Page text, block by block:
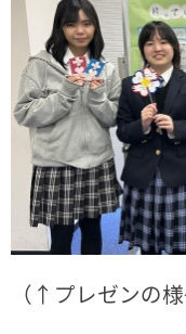
（↑プレゼンの様